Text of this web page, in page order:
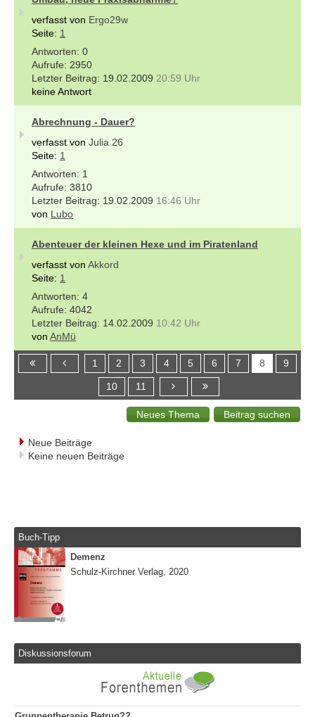
verfasst von Ergo29w
Seite: 1
0
2950
19.02.2009 20:59 Uhr
keine Antwort
Abrechnung - Dauer?
verfasst von Julia 26
Seite: 1
1
3810
19.02.2009 16:46 Uhr
von Lubo
Abenteuer der kleinen Hexe und im Piratenland
verfasst von Akkord
Seite: 1
4
4042
14.02.2009 10:42 Uhr
von AnMü
1 2 3 4 5 6 7 8 9
10 11
Neue Beiträge
Keine neuen Beiträge
Buch-Tipp
Demenz
Schulz-Kirchner Verlag, 2020
Diskussionsforum